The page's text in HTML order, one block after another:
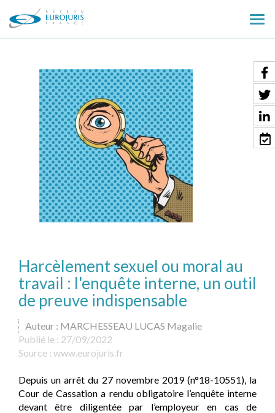
le
Harcèlement sexuel ou moral au
travail : l'enquête interne, un outil
de preuve indispensable
Auteur : MARCHESSEAU LUCAS Magalie
Publié le : 27/09/2022
Source : www.eurojuris.fr
Depuis un arrêt du 27 novembre 2019 (n°18-10551), la
Cour de Cassation a rendu obligatoire l’enquête interne
devant être diligentée par l’employeur en cas de